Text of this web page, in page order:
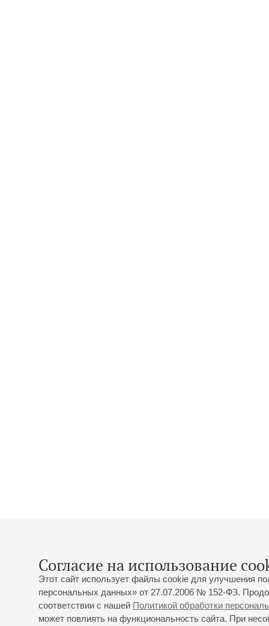
Согласие на использование
Этот сайт использует файлы cookie для улучшения
персональных данных» от 27.07.2006 № 152-ФЗ.
соответствии с нашей Политикой обработки
может повлиять на функциональность сайта. При